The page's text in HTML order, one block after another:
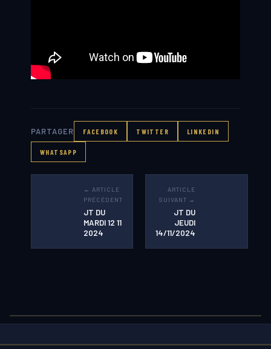
PARTAGER FACEBOOK TWITTER LINKEDIN
WHATSAPP
← ARTICLE
PRÉCÉDENT
JT DU
MARDI 12 11
2024
ARTICLE
SUIVANT →
JT DU
JEUDI
14/11/2024